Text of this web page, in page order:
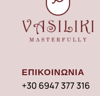
ΕΠΙΚΟΙΝΩΝΙΑ
+30 6947 377 316